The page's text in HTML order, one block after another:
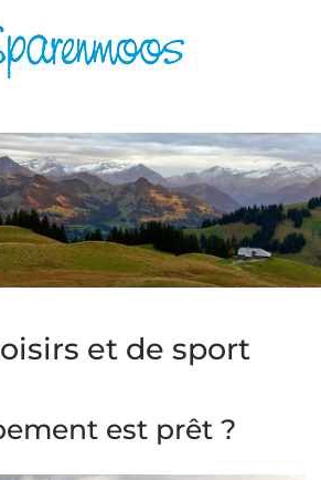
principal
et de sport
est prêt ?